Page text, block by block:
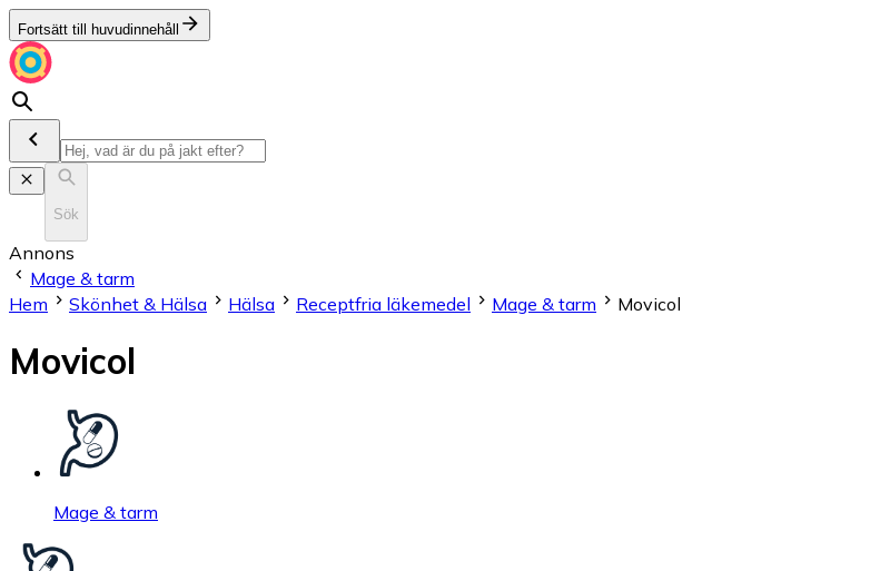
Fortsätt till huvudinnehåll
Sök
Annons
Mage & tarm
Hem
Skönhet & Hälsa Hälsa Receptfria läkemedel Mage & tarm Movicol
Movicol
Mage & tarm